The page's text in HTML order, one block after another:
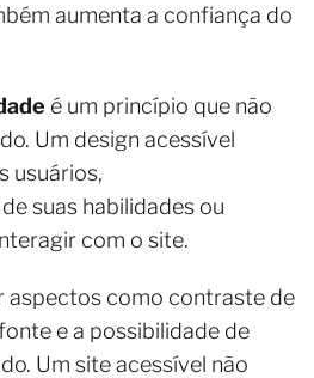
aumenta a confiança do
é um princípio que não
Um design acessível
usuários,
suas habilidades ou
com o site.
aspectos como contraste de
e a possibilidade de
Um site acessível não